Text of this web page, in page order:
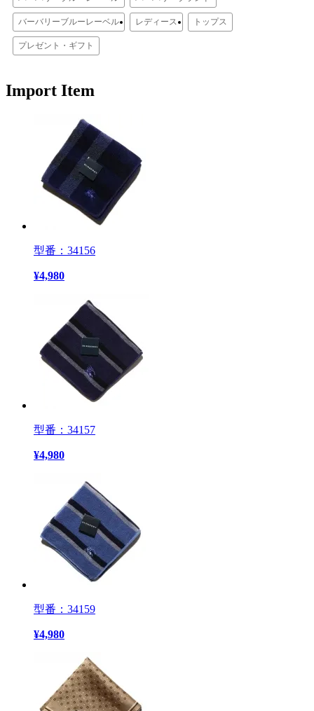
バーバリーブルーレーベル レディース トップス
プレゼント・ギフト
Import Item
型番：34156
¥4,980
型番：34157
¥4,980
型番：34159
¥4,980